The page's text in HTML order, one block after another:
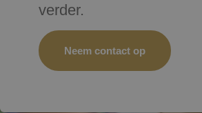
verder.
Neem contact op